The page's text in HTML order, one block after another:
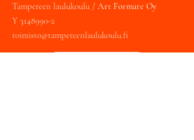
Tampereen laulukoulu / Art Formare Oy
Y 3148990-2
toimisto@tampereenlaulukoulu.fi